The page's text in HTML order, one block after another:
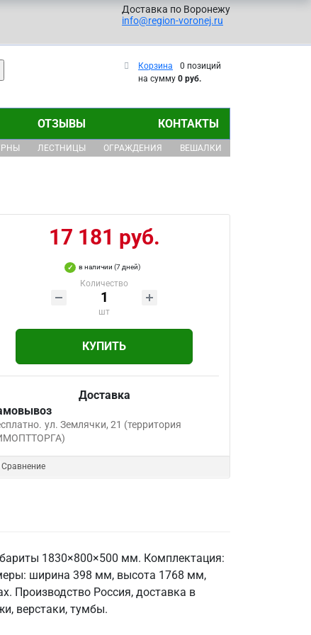
Доставка по Воронежу
info@region-voronej.ru
Корзина
0 позиций
на сумму 0 руб.
ОТЗЫВЫ КОНТАКТЫ
ЛЕСТНИЦЫ ОГРАЖДЕНИЯ ВЕШАЛКИ
17 181 руб.
в наличии (7 дней)
Количество
шт
КУПИТЬ
Доставка
ул. Землячки, 21 (территория
Сравнение
1830×800×500 мм. Комплектация:
ширина 398 мм, высота 1768 мм,
Производство Россия, доставка в
верстаки, тумбы.